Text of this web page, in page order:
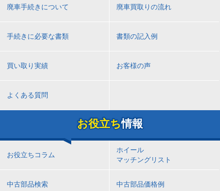
廃車手続きについて 廃車買取りの流れ
手続きに必要な書類 書類の記入例
買い取り実績 お客様の声
よくある質問
お役立ち情報
お役立ちコラム
ホイール
マッチングリスト
中古部品検索 中古部品価格例